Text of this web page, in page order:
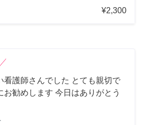
¥2,300
看護師さんでした とても親切で
お勧めします 今日はありがとう